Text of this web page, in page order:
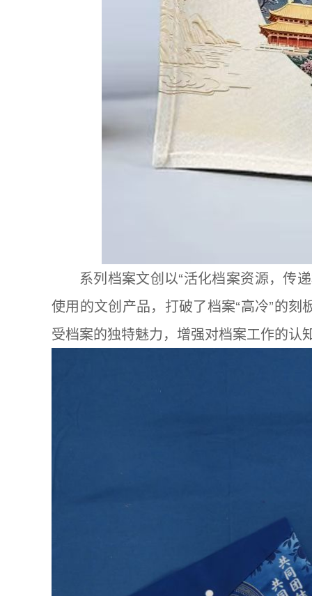
系列档案文创以“活化档案资源，传
使用的文创产品，打破了档案“高冷”的
受档案的独特魅力，增强对档案工作的认